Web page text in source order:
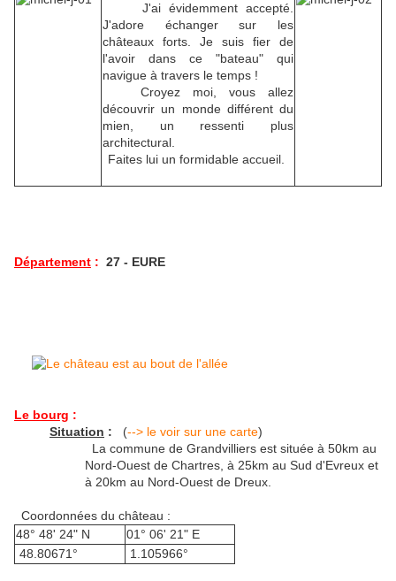
J'ai évidemment accepté.
J'adore échanger sur les
châteaux forts. Je suis fier de
l'avoir dans ce "bateau" qui
navigue à travers le temps !
Croyez moi, vous allez
découvrir un monde différent du
mien, un ressenti plus
architectural.
Faites lui un formidable accueil.
Département : 27 - EURE
Le bourg :
Situation : (--> le voir sur une carte)
La commune de Grandvilliers est située à 50km au
Nord-Ouest de Chartres, à 25km au Sud d'Evreux et
à 20km au Nord-Ouest de Dreux.
Coordonnées du château :
48° 48' 24" N
01° 06' 21" E
48.80671°
1.105966°